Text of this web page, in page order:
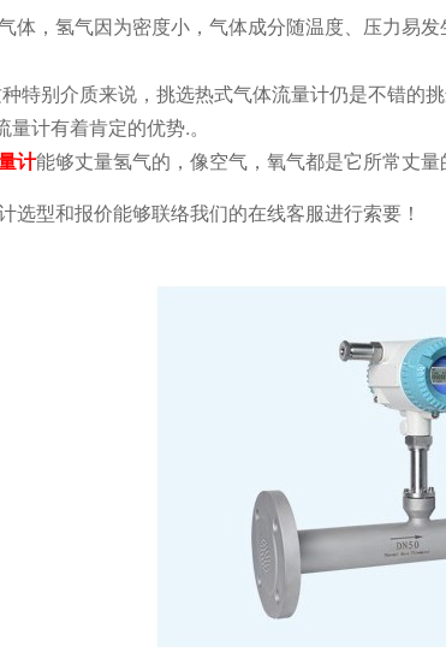
，氢气因为密度小，气体成分随温度、压力易
特别介质来说，挑选热式气体流量计仍是不错的
计有着肯定的优势.。
计能够丈量氢气的，像空气，氧气都是它所常丈量
型和报价能够联络我们的在线客服进行索要！